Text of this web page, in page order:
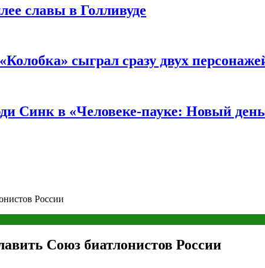
славы в Голливуде
сыграл сразу двух
Синк в «Человеке-пауке: Новый
России
Союз биатлонистов России